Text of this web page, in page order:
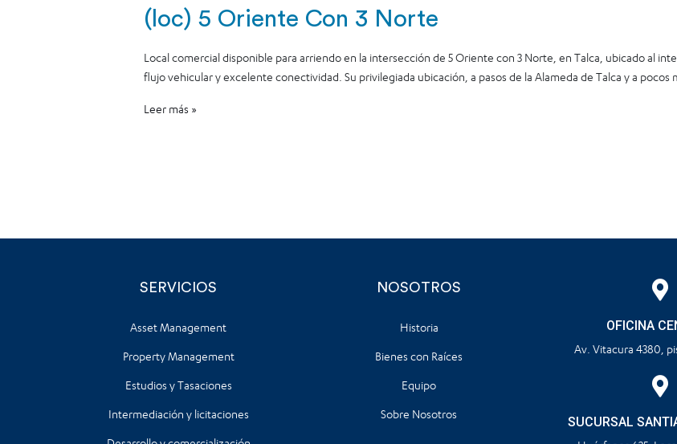
(loc) 5 Oriente Con 3 Norte
Local comercial disponible para arriendo en la intersección de 5 Oriente con 3 Norte, en Talca, ubicado al
flujo vehicular y excelente conectividad. Su privilegiada ubicación, a pasos de la Alameda de Talca y a pocos
Leer más »
SERVICIOS
Asset Management
Property Management
Estudios y Tasaciones
Intermediación y licitaciones
NOSOTROS
Historia
Bienes con Raíces
Equipo
Sobre Nosotros
OFICINA
Av. Vitacura 4380,
SUCURSAL